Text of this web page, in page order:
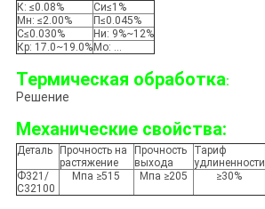
К: ≤0.08%
Си≤1%
Мн: ≤2.00%
П≤0.045%
С≤0.030%
Ни: 9%~12%
Кр: 17.0~19.0% Мо: …
Термическая обработка:
Решение
Механические свойства:
Деталь
Прочность на
растяжение
Прочность
выхода
Тариф
удлиненности
Ф321/
С32100
Мпа ≥515 Мпа ≥205 ≥30%